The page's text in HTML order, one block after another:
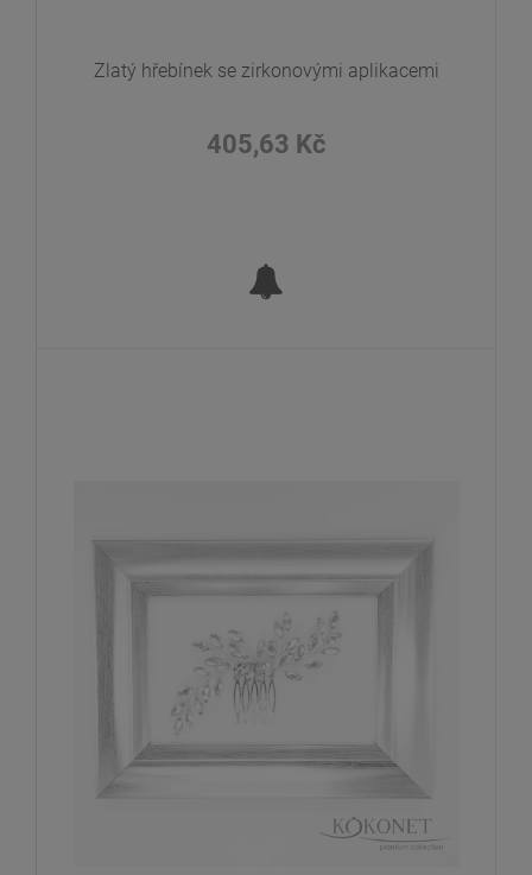
Zlatý hřebínek se zirkonovými aplikacemi
405,63 Kč